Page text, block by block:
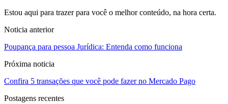
Estou aqui para trazer para você o melhor conteúdo, na hora certa.
Noticia anterior
Poupança para pessoa Jurídica: Entenda como funciona
Próxima noticia
Confira 5 transações que você pode fazer no Mercado Pago
Postagens recentes